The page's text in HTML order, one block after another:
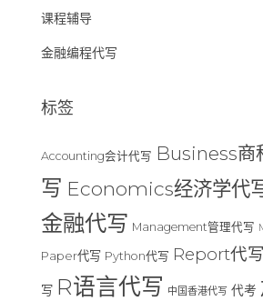
课程辅导
金融编程代写
标签
Accounting会计代写 Business商
写 Economics经济学代
金融代写 Management管理代写
Paper代写 Python代写 Report代写
写 R语言代写 中国香港代写 代考